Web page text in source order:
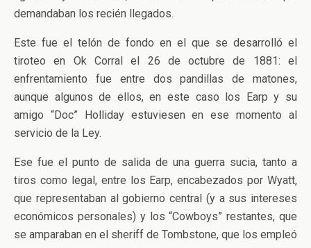
demandaban los recién llegados.
Este fue el telón de fondo en el que se desarrolló el
tiroteo en Ok Corral el 26 de octubre de 1881: el
enfrentamiento fue entre dos pandillas de matones,
aunque algunos de ellos, en este caso los Earp y su
amigo “Doc” Holliday estuviesen en ese momento al
servicio de la Ley.
Ese fue el punto de salida de una guerra sucia, tanto a
tiros como legal, entre los Earp, encabezados por Wyatt,
que representaban al gobierno central (y a sus intereses
económicos personales) y los “Cowboys” restantes, que
se amparaban en el sheriff de Tombstone, que los empleó